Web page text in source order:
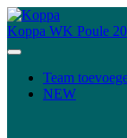
Koppa WK Poule
Team
NEW